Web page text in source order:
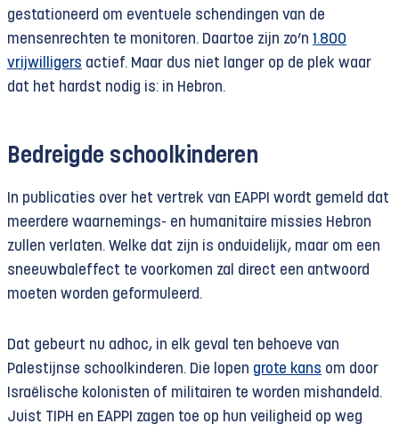
gestationeerd om eventuele schendingen van de
mensenrechten te monitoren. Daartoe zijn zo’n 1.800
vrijwilligers actief. Maar dus niet langer op de plek waar
dat het hardst nodig is: in Hebron.
Bedreigde schoolkinderen
In publicaties over het vertrek van EAPPI wordt gemeld dat
meerdere waarnemings- en humanitaire missies Hebron
zullen verlaten. Welke dat zijn is onduidelijk, maar om een
sneeuwbaleffect te voorkomen zal direct een antwoord
moeten worden geformuleerd.
Dat gebeurt nu adhoc, in elk geval ten behoeve van
Palestijnse schoolkinderen. Die lopen grote kans om door
Israëlische kolonisten of militairen te worden mishandeld.
Juist TIPH en EAPPI zagen toe op hun veiligheid op weg